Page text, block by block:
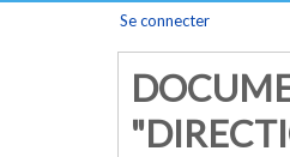
Se connecter